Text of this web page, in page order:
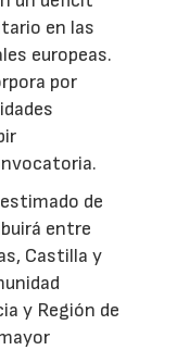
en las
europeas.
por
de
entre
Castilla y
y Región de